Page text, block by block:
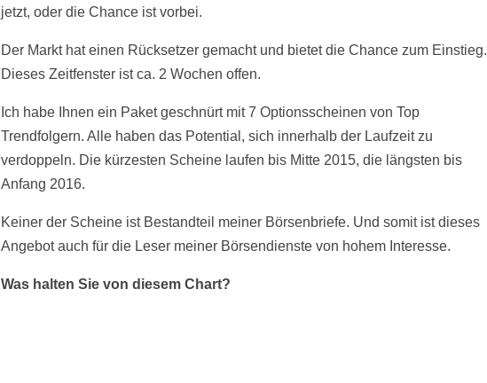
jetzt, oder die Chance ist vorbei.
Der Markt hat einen Rücksetzer gemacht und bietet die Chance zum Einstieg.
Dieses Zeitfenster ist ca. 2 Wochen offen.
Ich habe Ihnen ein Paket geschnürt mit 7 Optionsscheinen von Top
Trendfolgern. Alle haben das Potential, sich innerhalb der Laufzeit zu
verdoppeln. Die kürzesten Scheine laufen bis Mitte 2015, die längsten bis
Anfang 2016.
Keiner der Scheine ist Bestandteil meiner Börsenbriefe. Und somit ist dieses
Angebot auch für die Leser meiner Börsendienste von hohem Interesse.
Was halten Sie von diesem Chart?